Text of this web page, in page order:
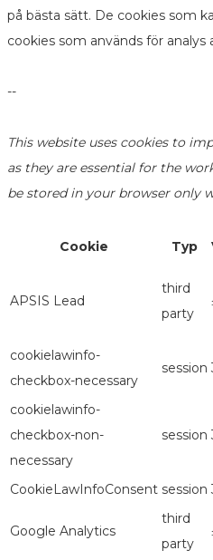
på bästa sätt. De cookies som
cookies som används för
--
This website uses cookies to
as they are essential for the
be stored in your browser only
Cookie Typ
APSIS Lead
third
party
cookielawinfo-
checkbox-necessary
session
cookielawinfo-
checkbox-non-
necessary
session
CookieLawInfoConsent session
Google Analytics
third
party